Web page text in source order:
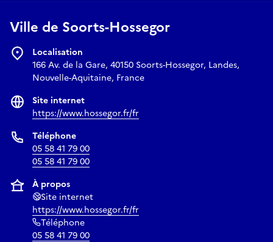
Ville de Soorts-Hossegor
Localisation
166 Av. de la Gare, 40150 Soorts-Hossegor, Landes,
Nouvelle-Aquitaine, France
Site internet
https://www.hossegor.fr/fr
Téléphone
05 58 41 79 00
05 58 41 79 00
À propos
Site internet
https://www.hossegor.fr/fr
Téléphone
05 58 41 79 00